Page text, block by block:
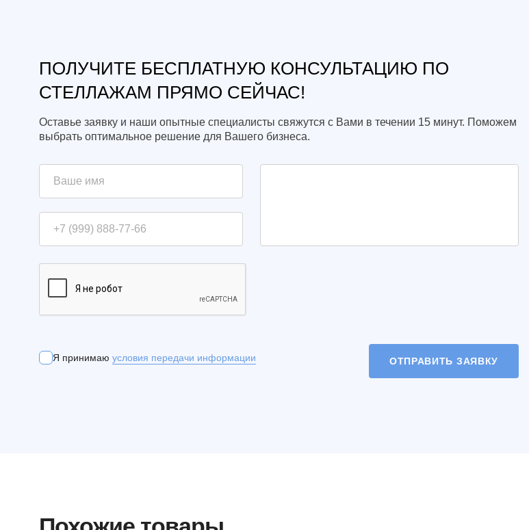
ПОЛУЧИТЕ БЕСПЛАТНУЮ КОНСУЛЬТАЦИЮ ПО
СТЕЛЛАЖАМ ПРЯМО СЕЙЧАС!
Оставье заявку и наши опытные специалисты свяжутся с Вами в течении 15 минут. Поможем
выбрать оптимальное решение для Вашего бизнеса.
Я принимаю условия передачи информации ОТПРАВИТЬ ЗАЯВКУ